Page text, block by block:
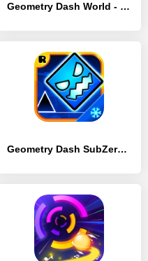
Geometry Dash World - [Взлом/МОД Unlocked]
Geometry Dash SubZero - [Взлом/МОД Много денег]